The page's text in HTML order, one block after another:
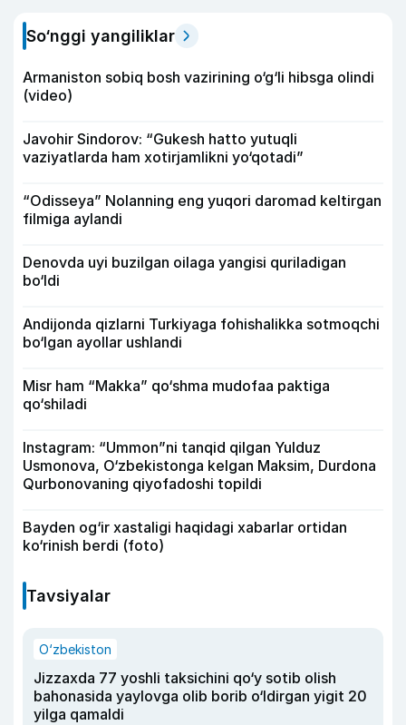
So‘nggi yangiliklar
Armaniston sobiq bosh vazirining o‘g‘li hibsga olindi
(video)
Javohir Sindorov: “Gukesh hatto yutuqli
vaziyatlarda ham xotirjamlikni yo‘qotadi”
“Odisseya” Nolanning eng yuqori daromad keltirgan
filmiga aylandi
Denovda uyi buzilgan oilaga yangisi quriladigan
bo‘ldi
Andijonda qizlarni Turkiyaga fohishalikka sotmoqchi
bo‘lgan ayollar ushlandi
Misr ham “Makka” qo‘shma mudofaa paktiga
qo‘shiladi
Instagram: “Ummon”ni tanqid qilgan Yulduz
Usmonova, O‘zbekistonga kelgan Maksim, Durdona
Qurbonovaning qiyofadoshi topildi
Bayden og‘ir xastaligi haqidagi xabarlar ortidan
ko‘rinish berdi (foto)
Tavsiyalar
O‘zbekiston
Jizzaxda 77 yoshli taksichini qo‘y sotib olish
bahonasida yaylovga olib borib o‘ldirgan yigit 20
yilga qamaldi